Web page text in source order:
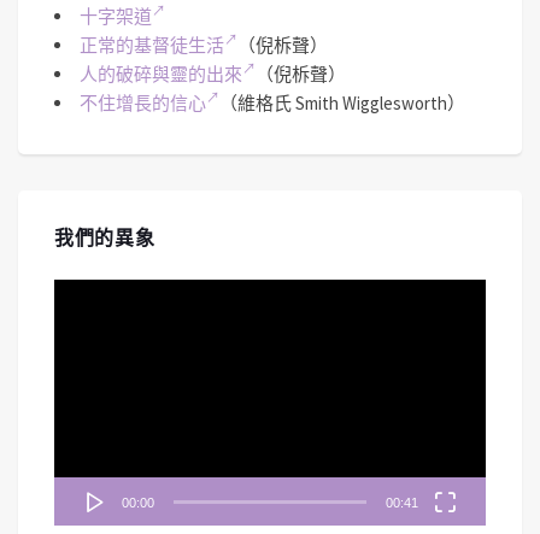
十字架道
正常的基督徒生活
（倪柝聲）
人的破碎與靈的出來
（倪柝聲）
不住增長的信心
（維格氏 Smith Wigglesworth）
我們的異象
00:00 00:41